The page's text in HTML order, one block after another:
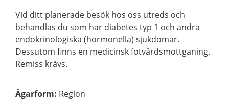
Vid ditt planerade besök hos oss utreds och
behandlas du som har diabetes typ 1 och andra
endokrinologiska (hormonella) sjukdomar.
Dessutom finns en medicinsk fotvårdsmottganing.
Remiss krävs.
Ägarform: Region